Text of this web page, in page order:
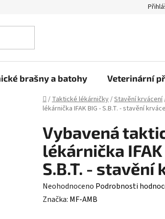
brašny a batohy Veterinární
Domů
/Taktické lékárničky/Stavění krvácení
lékárnička IFAK BIG - S.B.T. - stavění
Vybavená
lékárnička IFAK
S.B.T. - stavění
Průměrné
hodnocení
Neohodnoceno Podrobnosti
Značka: MF-AMB